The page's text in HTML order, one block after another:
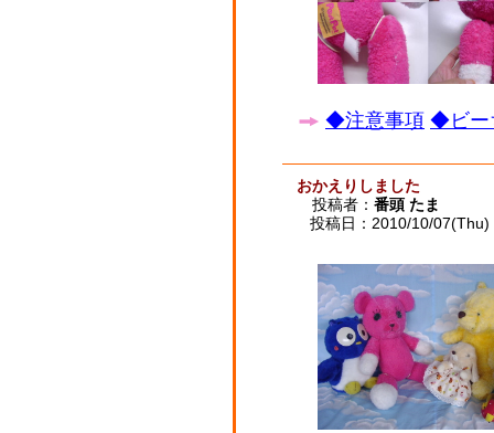
◆注意事項 ◆ビー
おかえりしました
投稿者： 番頭 たま
投稿日：2010/10/